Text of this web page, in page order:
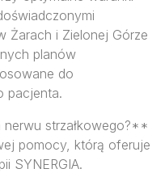
Żarach i Zielonej Górze
planów
do
pacjenta.
nerwu strzałkowego?**
pomocy, którą oferuje
SYNERGIA.